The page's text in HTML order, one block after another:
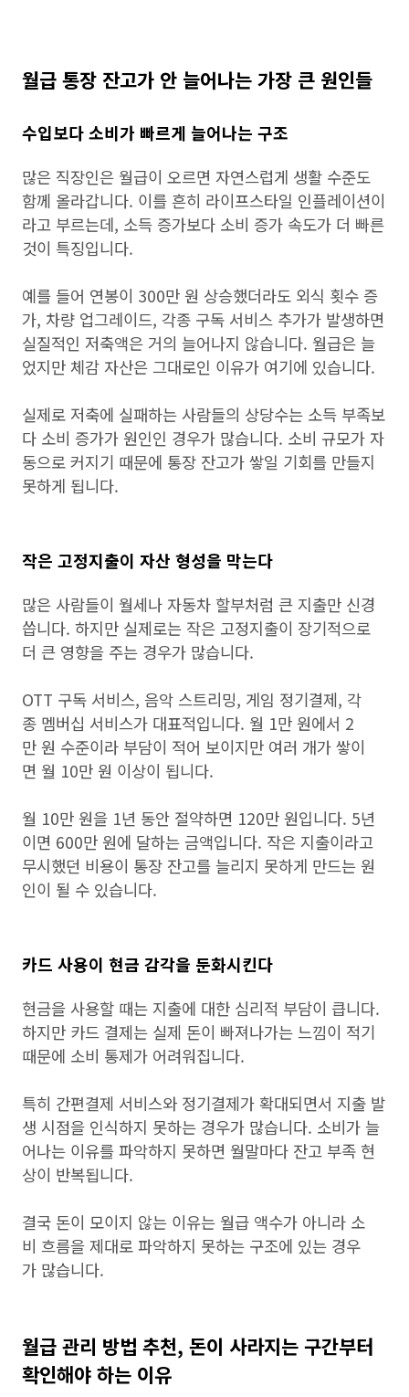
월급 통장 잔고가 안 늘어나는 가장 큰 원인들
수입보다 소비가 빠르게 늘어나는 구조
많은 직장인은 월급이 오르면 자연스럽게 생활 수준도
함께 올라갑니다. 이를 흔히 라이프스타일 인플레이션이
라고 부르는데, 소득 증가보다 소비 증가 속도가 더 빠른
것이 특징입니다.
예를 들어 연봉이 300만 원 상승했더라도 외식 횟수 증
가, 차량 업그레이드, 각종 구독 서비스 추가가 발생하면
실질적인 저축액은 거의 늘어나지 않습니다. 월급은 늘
었지만 체감 자산은 그대로인 이유가 여기에 있습니다.
실제로 저축에 실패하는 사람들의 상당수는 소득 부족보
다 소비 증가가 원인인 경우가 많습니다. 소비 규모가 자
동으로 커지기 때문에 통장 잔고가 쌓일 기회를 만들지
못하게 됩니다.
작은 고정지출이 자산 형성을 막는다
많은 사람들이 월세나 자동차 할부처럼 큰 지출만 신경
씁니다. 하지만 실제로는 작은 고정지출이 장기적으로
더 큰 영향을 주는 경우가 많습니다.
OTT 구독 서비스, 음악 스트리밍, 게임 정기결제, 각
종 멤버십 서비스가 대표적입니다. 월 1만 원에서 2
만 원 수준이라 부담이 적어 보이지만 여러 개가 쌓이
면 월 10만 원 이상이 됩니다.
월 10만 원을 1년 동안 절약하면 120만 원입니다. 5년
이면 600만 원에 달하는 금액입니다. 작은 지출이라고
무시했던 비용이 통장 잔고를 늘리지 못하게 만드는 원
인이 될 수 있습니다.
카드 사용이 현금 감각을 둔화시킨다
현금을 사용할 때는 지출에 대한 심리적 부담이 큽니다.
하지만 카드 결제는 실제 돈이 빠져나가는 느낌이 적기
때문에 소비 통제가 어려워집니다.
특히 간편결제 서비스와 정기결제가 확대되면서 지출 발
생 시점을 인식하지 못하는 경우가 많습니다. 소비가 늘
어나는 이유를 파악하지 못하면 월말마다 잔고 부족 현
상이 반복됩니다.
결국 돈이 모이지 않는 이유는 월급 액수가 아니라 소
비 흐름을 제대로 파악하지 못하는 구조에 있는 경우
가 많습니다.
월급 관리 방법 추천, 돈이 사라지는 구간부터
확인해야 하는 이유